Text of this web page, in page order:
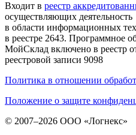
Входит в реестр
осуществляющих деятельность
в области информационных
в реестре 2643. Программное
МойСклад включено в реестр
реестровой записи 9098
Политика в отношении
Положение о защите
© 2007–2026 ООО «Логнекс»